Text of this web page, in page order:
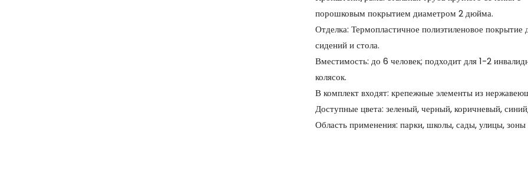
порошковым покрытием диаметром 2 дюйма.
Отделка: Термопластичное полиэтиленовое покрытие
сидений и стола.
Вместимость: до 6 человек; подходит для 1-2
колясок.
В комплект входят: крепежные элементы из
Доступные цвета: зеленый, черный, коричневый,
Область применения: парки, школы, сады, улицы,